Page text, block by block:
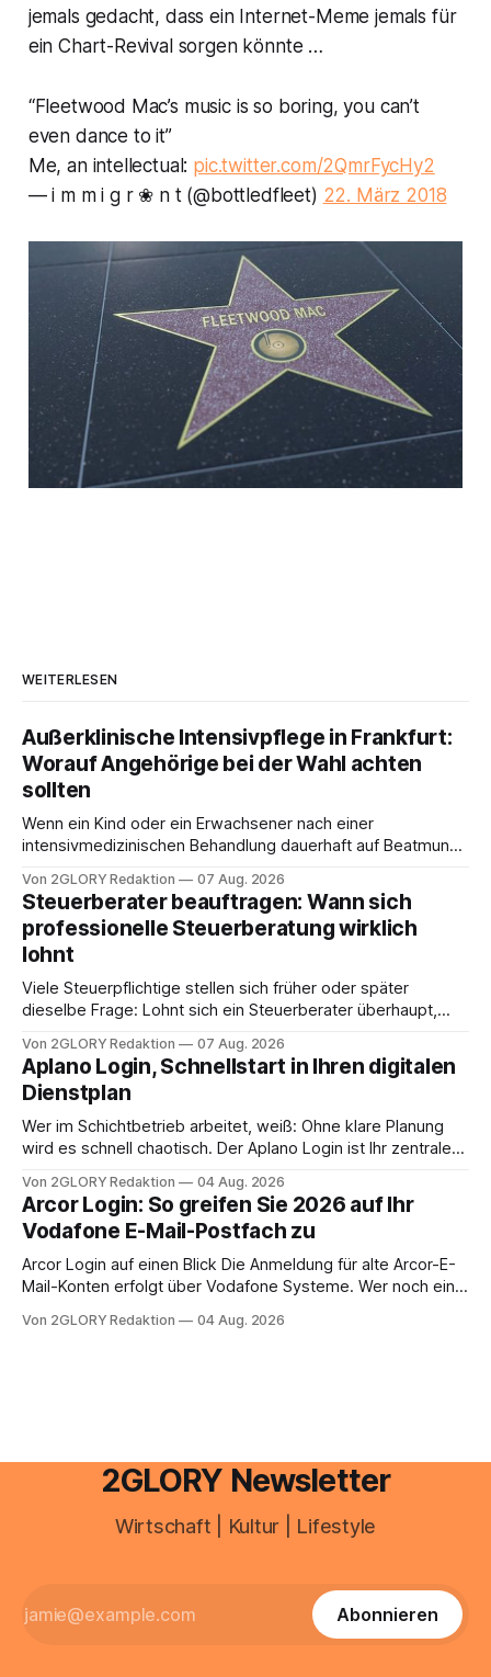
jemals gedacht, dass ein Internet-Meme jemals für
ein Chart-Revival sorgen könnte …
“Fleetwood Mac’s music is so boring, you can’t
even dance to it”
Me, an intellectual: pic.twitter.com/2QmrFycHy2
— i m m i g r ❀ n t (@bottledfleet) 22. März 2018
WEITERLESEN
Außerklinische Intensivpflege in Frankfurt:
Worauf Angehörige bei der Wahl achten
sollten
Wenn ein Kind oder ein Erwachsener nach einer
intensivmedizinischen Behandlung dauerhaft auf Beatmung
angewiesen ist, stellt sich für Familien eine schwierige
Frage: Muss die Versorgung dauerhaft in der Klinik bleiben –
oder ist ein Leben zu Hause möglich? Die außerklinische
Intensivpflege bietet genau diese Alternative: Sie
Von 2GLORY Redaktion 07 Aug. 2026
Steuerberater beauftragen: Wann sich
professionelle Steuerberatung wirklich
lohnt
Viele Steuerpflichtige stellen sich früher oder später
dieselbe Frage: Lohnt sich ein Steuerberater überhaupt,
erledigen? Die kurze Antwort: Bei einfachen
Einkommensverhältnissen reicht häufig eine Steuersoftware
aus – sobald jedoch mehrere Einkunftsarten
zusammentreffen oder größere finanzielle Veränderungen
anstehen, zahlt sich professionelle Unterstützung meist
Von 2GLORY Redaktion 07 Aug. 2026
Aplano Login, Schnellstart in Ihren digitalen
Dienstplan
Wer im Schichtbetrieb arbeitet, weiß: Ohne klare Planung
wird es schnell chaotisch. Der Aplano Login ist Ihr zentraler
abwesenheiten und die gesamte kommunikation rund um
Ihr personal digital zu organisieren. In diesem Leitfaden
erfahren Sie alles, was Sie für einen reibungslosen Einstieg
brauchen, von der Registrierung
Von 2GLORY Redaktion 04 Aug. 2026
Arcor Login: So greifen Sie 2026 auf Ihr
Vodafone E-Mail-Postfach zu
Arcor Login auf einen Blick Die Anmeldung für alte Arcor-E-
Mail-Konten erfolgt über Vodafone Systeme. Wer noch eine
besitzt, loggt sich heute über das Vodafone E-Mail & Cloud
Von 2GLORY Redaktion 04 Aug. 2026
2GLORY Newsletter
Wirtschaft | Kultur | Lifestyle
Abonnieren